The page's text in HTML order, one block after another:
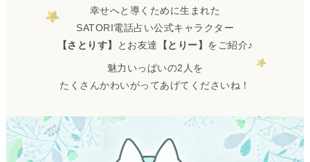
幸せへと導くために生まれた
SATORI電話占い公式キャラクター
【さとりす】
とお友達 【とりー】 をご紹介♪
魅力いっぱいの2人を
たくさんかわいがってあげてくださいね！